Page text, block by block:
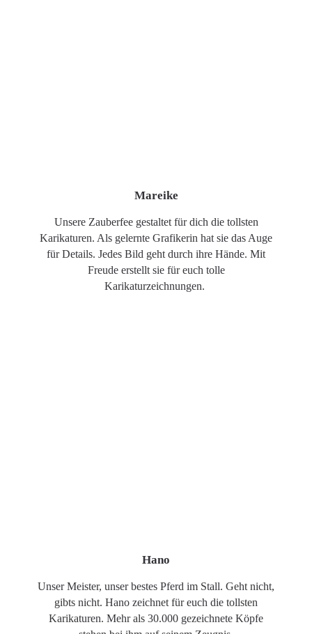
Mareike
Unsere Zauberfee gestaltet für dich die tollsten
Karikaturen. Als gelernte Grafikerin hat sie das Auge
für Details. Jedes Bild geht durch ihre Hände. Mit
Freude erstellt sie für euch tolle
Karikaturzeichnungen.
Hano
Unser Meister, unser bestes Pferd im Stall. Geht nicht,
gibts nicht. Hano zeichnet für euch die tollsten
Karikaturen. Mehr als 30.000 gezeichnete Köpfe